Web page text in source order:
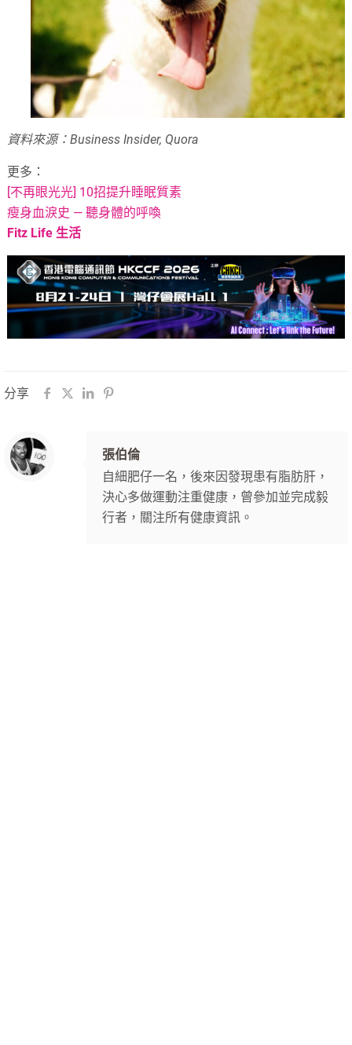
資料來源：Business Insider, Quora
更多：
[不再眼光光] 10招提升睡眠質素
瘦身血淚史 — 聽身體的呼喚
Fitz Life生活
分享
張伯倫
自細肥仔一名，後來因發現患有脂肪肝，
決心多做運動注重健康，曾參加並完成毅
行者，關注所有健康資訊。